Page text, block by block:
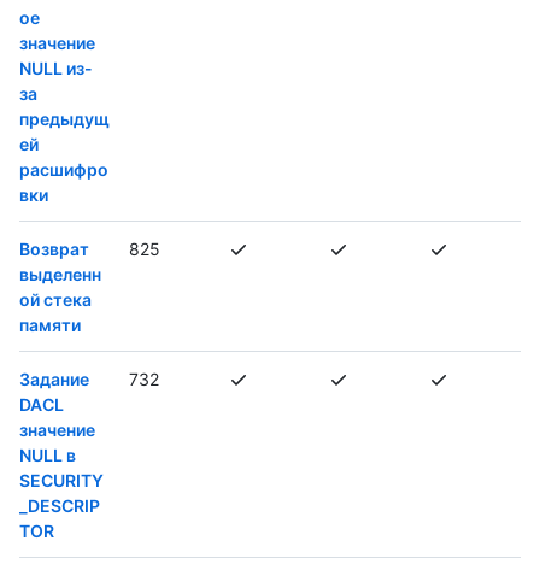
ое
значение
NULL из-
за
предыдущ
ей
расшифро
вки
Возврат
выделенн
ой стека
памяти
825
Задание
DACL
значение
NULL в
SECURITY
_DESCRIP
TOR
732